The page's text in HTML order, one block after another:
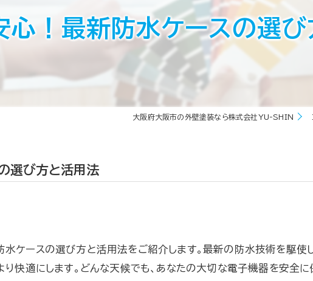
サイディング
シーリング
心！最新防水ケースの選
大阪府大阪市の外壁塗装なら株式会社YU-SHIN
選び方と活用法
ケースの選び方と活用法をご紹介します。最新の防水技術を駆使し
り快適にします。どんな天候でも、あなたの大切な電子機器を安全